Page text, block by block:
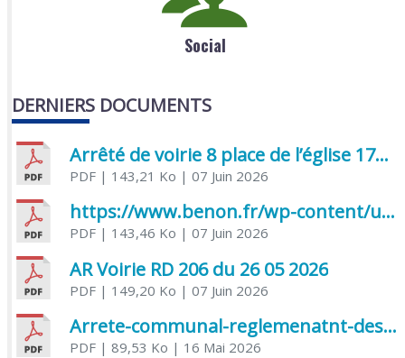
Social
DERNIERS DOCUMENTS
Arrêté de voirie 8 place de l’église 17170 Benon
PDF| 143,21 Ko | 07 Juin 2026
https://www.benon.fr/wp-content/uploads/2026/06/AR-Voirie-Chemin-de-Lafond-du-26-05-2026.pdf
PDF| 143,46 Ko | 07 Juin 2026
AR Voirie RD 206 du 26 05 2026
PDF| 149,20 Ko | 07 Juin 2026
Arrete-communal-reglemenatnt-des-bruits-de-voisinage-et-des-activites-bruyantes
PDF| 89,53 Ko | 16 Mai 2026